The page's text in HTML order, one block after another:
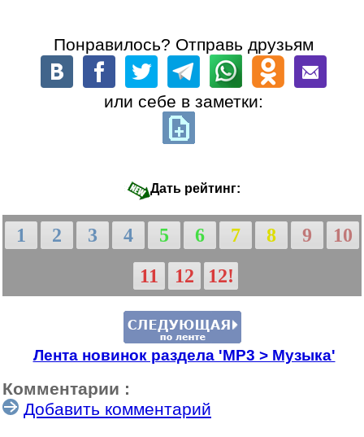
Понравилось? Отправь друзьям
или себе в заметки:
Дать рейтинг:
1 2 3 4 5 6 7 8 9
10
11
12 12!
Лента новинок раздела 'МР3 > Музыка'
Комментарии :
Добавить комментарий